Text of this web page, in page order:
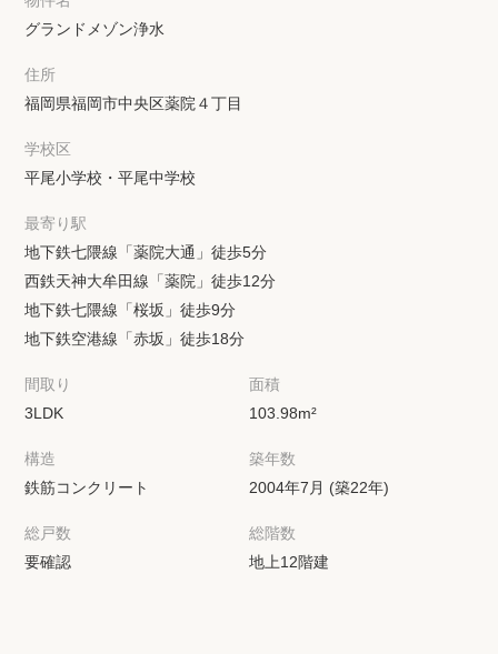
グランドメゾン浄水
住所
福岡県福岡市中央区薬院４丁目
学校区
平尾小学校・平尾中学校
最寄り駅
地下鉄七隈線「薬院大通」徒歩5分
西鉄天神大牟田線「薬院」徒歩12分
地下鉄七隈線「桜坂」徒歩9分
地下鉄空港線「赤坂」徒歩18分
間取り
3LDK
面積
103.98m²
構造
鉄筋コンクリート
築年数
2004年7月 (築22年)
総戸数
要確認
総階数
地上12階建